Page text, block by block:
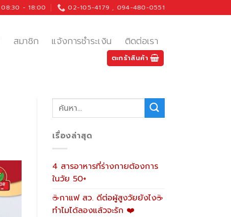
08:30 - 18:00 02-105-4179 , 094-480-0551
สมาชิก แจ้งการชำระเงิน ติดต่อเรา
ตะกร้าสินค้า
เรื่องล่าสุด
4 สารอาหารที่ร่างกายต้องการ
ในวัย 50+
☕กาแฟ สว. ดีต่อผู้สูงวัยยังไง☕
ทำไมได้ลองแล้วจะรัก ❤️